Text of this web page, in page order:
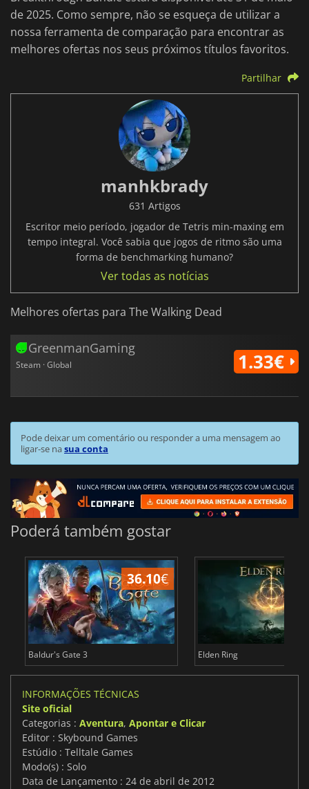
de 2025. Como sempre, não se esqueça de utilizar a
nossa ferramenta de comparação para encontrar as
melhores ofertas nos seus próximos títulos favoritos.
Partilhar
manhkbrady
631 Artigos
Escritor meio período, jogador de Tetris min-maxing em
tempo integral. Você sabia que jogos de ritmo são uma
forma de benchmarking humano?
Ver todas as notícias
Melhores ofertas para The Walking Dead
GreenmanGaming
Steam · Global 1.33€
Pode deixar um comentário ou responder a uma mensagem ao
ligar-se nasua conta
Poderá também gostar
36.10€
Baldur's Gate 3 Elden Ring
INFORMAÇÕES TÉCNICAS
Site oficial
Categorias : Aventura, Apontar e Clicar
Editor : Skybound Games
Estúdio : Telltale Games
Modo(s) : Solo
Data de Lançamento : 24 de abril de 2012